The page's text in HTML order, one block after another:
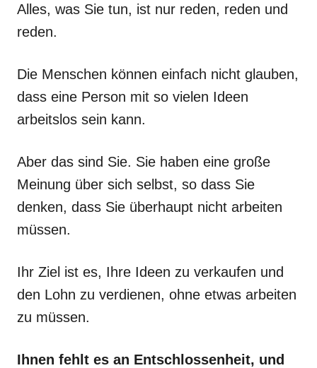
Alles, was Sie tun, ist nur reden, reden und
reden.
Die Menschen können einfach nicht glauben,
dass eine Person mit so vielen Ideen
arbeitslos sein kann.
Aber das sind Sie. Sie haben eine große
Meinung über sich selbst, so dass Sie
denken, dass Sie überhaupt nicht arbeiten
müssen.
Ihr Ziel ist es, Ihre Ideen zu verkaufen und
den Lohn zu verdienen, ohne etwas arbeiten
zu müssen.
Ihnen fehlt es an Entschlossenheit, und